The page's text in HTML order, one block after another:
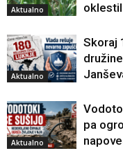
Aktualno
Aktualno
Skoraj
Aktualno
pa